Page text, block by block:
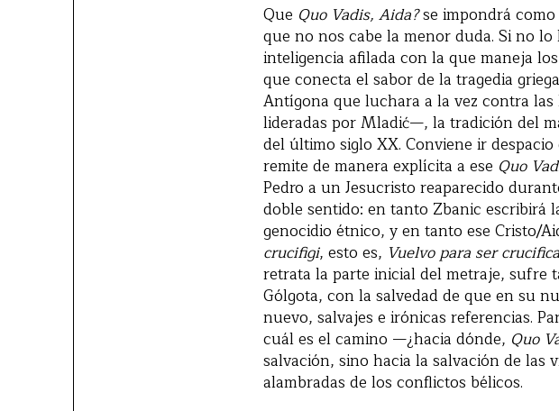
Que Quo Vadis, Aida?se impondrá
que no nos cabe la menor duda. Si no
inteligencia afilada con la que maneja
que conecta el sabor de la tragedia
Antígona que luchara a la vez contra las
lideradas por Mladić—, la tradición del
del último siglo XX. Conviene ir
remite de manera explícita a ese Quo
Pedro a un Jesucristo reaparecido
doble sentido: en tanto Zbanic escribirá
genocidio étnico, y en tanto ese Cristo/
crucifigi, esto es, Vuelvo para ser
retrata la parte inicial del metraje, sufre
Gólgota, con la salvedad de que en su
nuevo, salvajes e irónicas referencias.
cuál es el camino —¿hacia dónde, Quo
salvación, sino hacia la salvación de las
alambradas de los conflictos bélicos.